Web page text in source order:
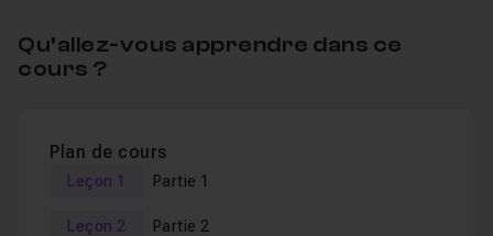
Améliorer le rendu du ciel avec le pinceau de
Créer des bichromies sans passer par le noir et blanc
Ajuster les courbes par couche pour obtenir un
colour grading original
Qu’allez-vous apprendre dans ce
cours ?
Plan de cours
Leçon 1 Partie 1
Leçon 2 Partie 2